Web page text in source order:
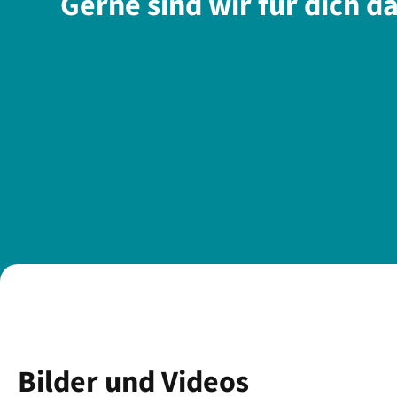
Bilder und Videos